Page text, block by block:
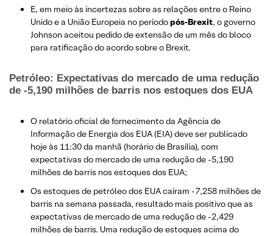
E, em meio às incertezas sobre as relações entre o Reino
Unido e a União Europeia no períodopós-Brexit, o governo
Johnson aceitou pedido de extensão de um mês do bloco
para ratificação do acordo sobre o Brexit.
Petróleo: Expectativas do mercado de uma redução
de -5,190 milhões de barris nos estoques dos EUA
O relatório oficial de fornecimento da Agência de
Informação de Energia dos EUA (EIA) deve ser publicado
hoje às 11:30 da manhã (horário de Brasília), com
expectativas do mercado de uma redução de -5,190
milhões de barris nos estoques dos EUA;
Os estoques de petróleo dos EUA caíram -7,258 milhões de
barris na semana passada, resultado mais positivo que as
expectativas de mercado de uma redução de -2,429
milhões de barris. Uma redução de estoques acima do